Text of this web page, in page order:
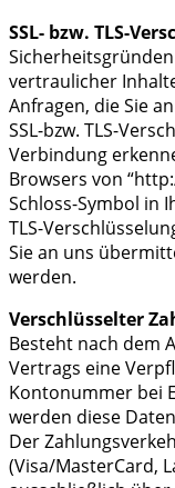
SSL- bzw. TLS-
vertraulicher
Anfragen, die Sie
SSL-bzw. TLS-
Verbindung
Browsers von
Schloss-Symbol in
TLS-
Sie an uns
werden.
Verschlüsselter
Besteht nach dem
Vertrags eine
Kontonummer bei
werden diese
Der
(Visa/MasterCard,